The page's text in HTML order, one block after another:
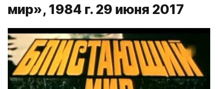
мир», 1984 г. 29 июня 2017